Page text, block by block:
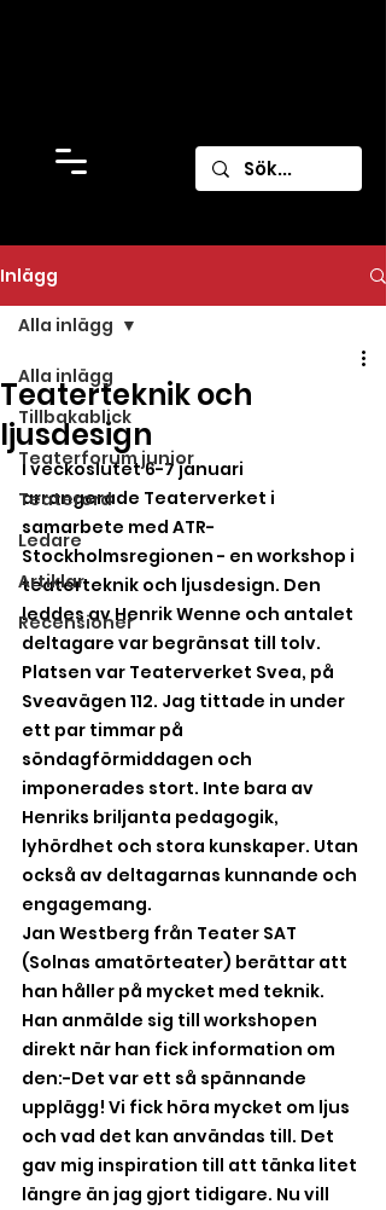
Inlägg
Alla inlägg
Tillbakablick
Teaterforum junior
Teaterord
Ledare
Artiklar
Recensioner
Alla inlägg
Teaterteknik och
ljusdesign
I veckoslutet 6-7 januari
arrangerade Teaterverket i
samarbete med ATR-
Stockholmsregionen - en workshop i
teaterteknik och ljusdesign. Den
leddes av Henrik Wenne och antalet
deltagare var begränsat till tolv.
Platsen var Teaterverket Svea, på
Sveavägen 112. Jag tittade in under
ett par timmar på
söndagförmiddagen och
imponerades stort. Inte bara av
Henriks briljanta pedagogik,
lyhördhet och stora kunskaper. Utan
också av deltagarnas kunnande och
engagemang.
Jan Westberg från Teater SAT
(Solnas amatörteater) berättar att
han håller på mycket med teknik.
Han anmälde sig till workshopen
direkt när han fick information om
den:-Det var ett så spännande
upplägg! Vi fick höra mycket om ljus
och vad det kan användas till. Det
gav mig inspiration till att tänka litet
längre än jag gjort tidigare. Nu vill